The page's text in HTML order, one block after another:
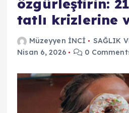
özgürleştirin:
tatlı krizlerine
Müzeyyen İNCİ
SAĞLIK
Nisan 6, 2026
0